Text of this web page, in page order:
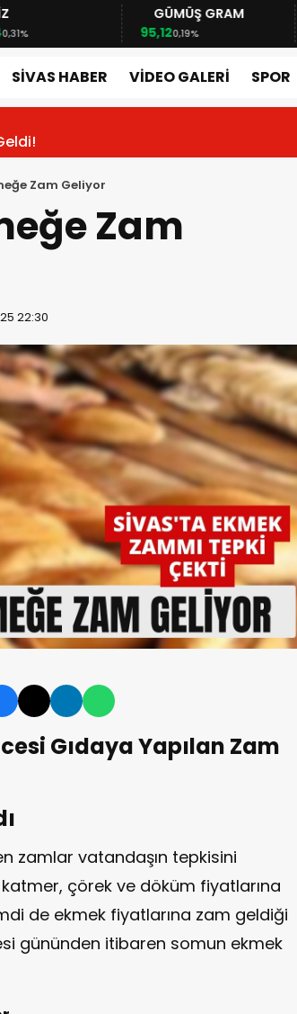
0,31%
GÜMÜŞ GRAM
95,120,19%
SİVAS HABER VİDEO GALERİ SPOR
Zam Geliyor
Zam
22:30
Gıdaya Yapılan Zam
zamlar vatandaşın tepkisini
çörek ve döküm fiyatlarına
de ekmek fiyatlarına zam geldiği
gününden itibaren somun ekmek